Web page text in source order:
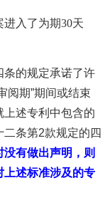
进入了为期30天
条的规定承诺了许
阅期”期间或结束
述专利中包含的
二条第2款规定的四
没有做出声明，则
上述标准涉及的专